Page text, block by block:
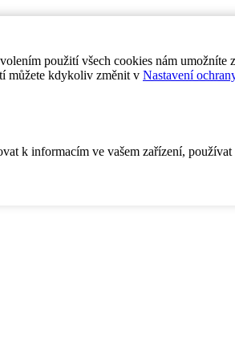
použití všech cookies nám umožníte
můžete kdykoliv změnit v Nastavení
k informacím ve vašem zařízení, používat